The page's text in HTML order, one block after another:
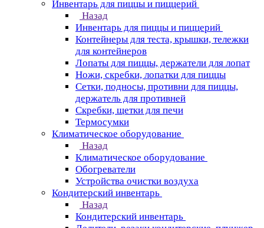
Инвентарь для пиццы и пиццерий
Назад
Инвентарь для пиццы и пиццерий
Контейнеры для теста, крышки, тележки
для контейнеров
Лопаты для пиццы, держатели для лопат
Ножи, скребки, лопатки для пиццы
Сетки, подносы, противни для пиццы,
держатель для противней
Скребки, щетки для печи
Термосумки
Климатическое оборудование
Назад
Климатическое оборудование
Обогреватели
Устройства очистки воздуха
Кондитерский инвентарь
Назад
Кондитерский инвентарь